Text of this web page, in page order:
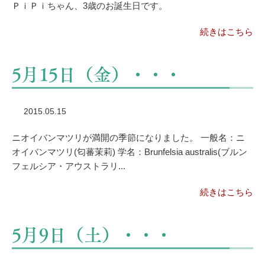
ＰｉＰｉちゃん、3歳のお誕生日です。
続きはこちら
5月15日（金）・・・
2015.05.15
ニオイバンマツリが満開の季節になりました。 一般名：ニ
オイバンマツリ(匂蕃茉莉) 学名：Brunfelsia australis(ブルン
フェルシア・アウストラリ...
続きはこちら
5月9日（土）・・・